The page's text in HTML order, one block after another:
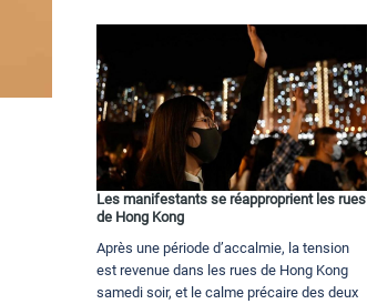
Les manifestants se réapproprient les rues
de Hong Kong
Après une période d’accalmie, la tension
est revenue dans les rues de Hong Kong
samedi soir, et le calme précaire des deux